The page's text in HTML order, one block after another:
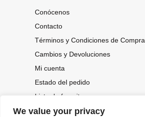
We value your privacy
Conócenos
Contacto
Términos y Condiciones de Compra
Cambios y Devoluciones
Mi cuenta
Estado del pedido
Lista de favoritos